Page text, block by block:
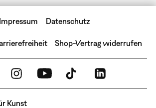
Impressum Datenschutz
Shop-Vertrag widerrufen
Kunst